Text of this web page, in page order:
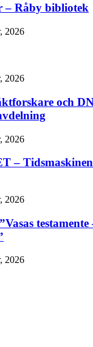
– Råby bibliotek
2026
2026
och
2026
–
2026
2026